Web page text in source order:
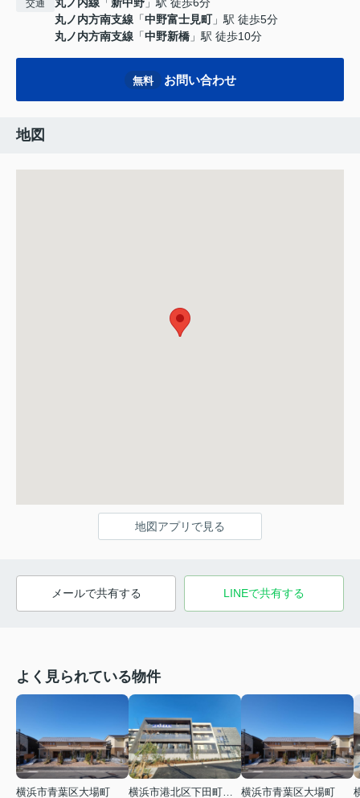
交通
丸ノ内方南支線 「中野富士見町」駅 徒歩5分
丸ノ内方南支線 「中野新橋 」駅 徒歩10分
無料 お問い合わせ
地図
地図アプリで見る
メールで共有する LINEで共有する
よく見られている物件
横浜市青葉区大場町
横浜市青葉区大場町